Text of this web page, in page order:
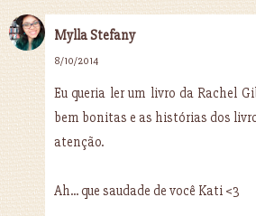
Mylla Stefany
8/10/2014
Eu queria ler um livro da Rachel
bem bonitas e as histórias dos
atenção.
Ah... que saudade de você Kati <3